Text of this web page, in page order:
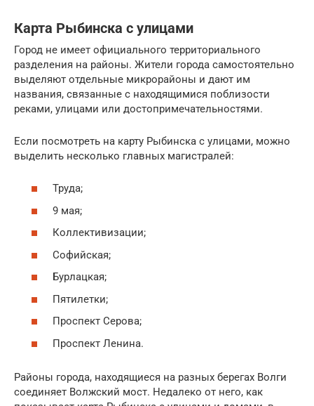
Карта Рыбинска с улицами
Город не имеет официального территориального
разделения на районы. Жители города самостоятельно
выделяют отдельные микрорайоны и дают им
названия, связанные с находящимися поблизости
реками, улицами или достопримечательностями.
Если посмотреть на карту Рыбинска с улицами, можно
выделить несколько главных магистралей:
Труда;
9 мая;
Коллективизации;
Софийская;
Бурлацкая;
Пятилетки;
Проспект Серова;
Проспект Ленина.
Районы города, находящиеся на разных берегах Волги
соединяет Волжский мост. Недалеко от него, как